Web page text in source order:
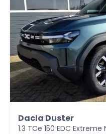
Dacia Duster
1.3 TCe 150 EDC